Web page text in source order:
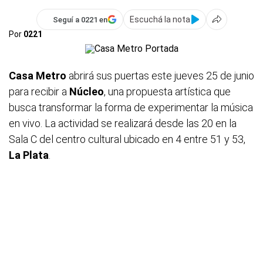
Seguí a 0221 en
Escuchá la nota
Por 0221
Casa Metro abrirá sus puertas este jueves 25 de junio
para recibir a Núcleo, una propuesta artística que
busca transformar la forma de experimentar la música
en vivo. La actividad se realizará desde las 20 en la
Sala C del centro cultural ubicado en 4 entre 51 y 53,
La Plata